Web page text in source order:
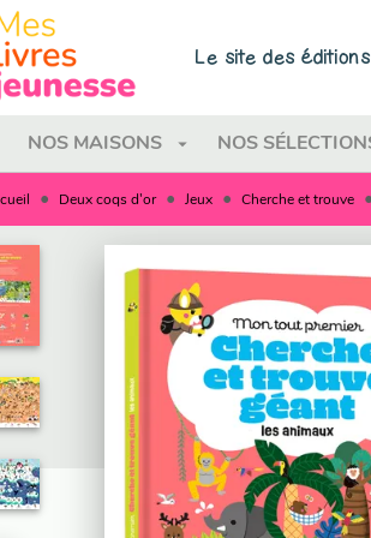
Le site des
NOS MAISONS arrow_drop_down NOS
• Deux coqs d'or • Jeux • Cherche et trouve